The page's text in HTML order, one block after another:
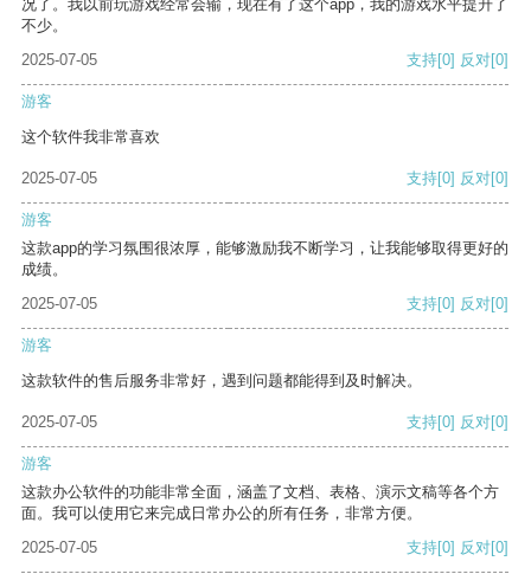
况了。我以前玩游戏经常会输，现在有了这个app，我的游戏水平提升了
不少。
2025-07-05
支持[0] 反对[0]
游客
这个软件我非常喜欢
2025-07-05 支持[0] 反对[0]
游客
这款app的学习氛围很浓厚，能够激励我不断学习，让我能够取得更好的
成绩。
2025-07-05
支持[0] 反对[0]
游客
这款软件的售后服务非常好，遇到问题都能得到及时解决。
2025-07-05 支持[0] 反对[0]
游客
这款办公软件的功能非常全面，涵盖了文档、表格、演示文稿等各个方
面。我可以使用它来完成日常办公的所有任务，非常方便。
2025-07-05
支持[0] 反对[0]